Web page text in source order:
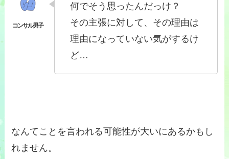
何でそう思ったんだっけ？
その主張に対して、その理由は
理由になっていない気がするけ
ど…
なんてことを言われる可能性が大いにあるかもし
れません。